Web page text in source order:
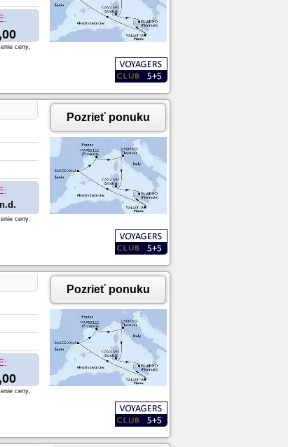
ceny.
n.d.
Pozrieť ponuku
ceny.
Pozrieť ponuku
ceny.